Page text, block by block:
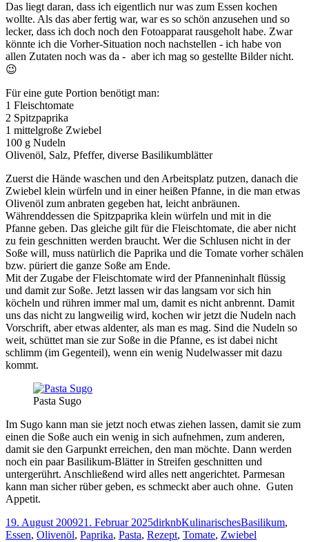
Das liegt daran, dass ich eigentlich nur was zum Essen kochen
wollte. Als das aber fertig war, war es so schön anzusehen und so
lecker, dass ich doch noch den Fotoapparat rausgeholt habe. Zwar
könnte ich die Vorher-Situation noch nachstellen - ich habe von
allen Zutaten noch was da - aber ich mag so gestellte Bilder nicht.
😉
Für eine gute Portion benötigt man:
1 Fleischtomate
2 Spitzpaprika
1 mittelgroße Zwiebel
100 g Nudeln
Olivenöl, Salz, Pfeffer, diverse Basilikumblätter
Zuerst die Hände waschen und den Arbeitsplatz putzen, danach die
Zwiebel klein würfeln und in einer heißen Pfanne, in die man etwas
Olivenöl zum anbraten gegeben hat, leicht anbräunen.
Währenddessen die Spitzpaprika klein würfeln und mit in die
Pfanne geben. Das gleiche gilt für die Fleischtomate, die aber nicht
zu fein geschnitten werden braucht. Wer die Schlusen nicht in der
Soße will, muss natürlich die Paprika und die Tomate vorher schälen
bzw. püriert die ganze Soße am Ende.
Mit der Zugabe der Fleischtomate wird der Pfanneninhalt flüssig
und damit zur Soße. Jetzt lassen wir das langsam vor sich hin
köcheln und rühren immer mal um, damit es nicht anbrennt. Damit
uns das nicht zu langweilig wird, kochen wir jetzt die Nudeln nach
Vorschrift, aber etwas aldenter, als man es mag. Sind die Nudeln so
weit, schüttet man sie zur Soße in die Pfanne, es ist dabei nicht
schlimm (im Gegenteil), wenn ein wenig Nudelwasser mit dazu
kommt.
Pasta Sugo
Im Sugo kann man sie jetzt noch etwas ziehen lassen, damit sie zum
einen die Soße auch ein wenig in sich aufnehmen, zum anderen,
damit sie den Garpunkt erreichen, den man möchte. Dann werden
noch ein paar Basilikum-Blätter in Streifen geschnitten und
untergerührt. Anschließend wird alles nett angerichtet. Parmesan
kann man sicher rüber geben, es schmeckt aber auch ohne. Guten
Appetit.
Veröffentlicht
am
19. August 200921. Februar 2025Autor
dirknbKategorien
KulinarischesSchlagwörter
Basilikum,
Essen, Olivenöl, Paprika, Pasta, Rezept, Tomate, Zwiebel